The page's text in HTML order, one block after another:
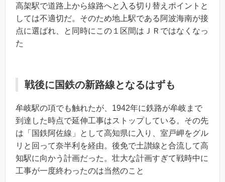
高架駅で道路上から線路へと入る切り替えポイントと
しては不適切だ。そのため地上駅である阿波海南が接
点に選ばれ、と同時にこの１区間はＪＲではなくなっ
た
戦後に国鉄の新路線となるはずも
牟岐駅の項でも触れたが、1942年に鉄路が牟岐まで
到達した時点で延伸工事はストップしている。その先
は「国鉄阿佐線」として高知県に入り、室戸岬をグル
リと回って奈半利を経由。後免で土讃線と合流して高
知駅に向かう計画だった。壮大な計画すぎて戦時中に
工事が一度終わったのは当然のこと